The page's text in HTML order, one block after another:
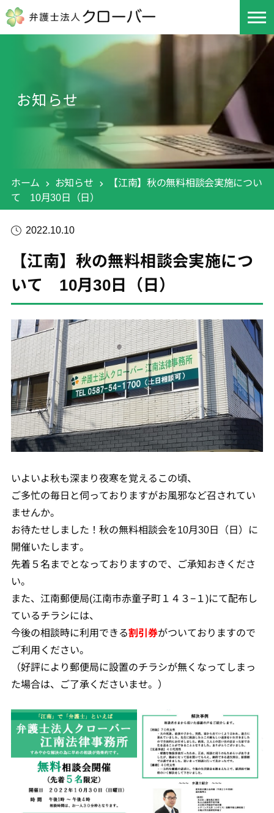
お知らせ
ホーム お知らせ
【江南】秋の無料相談会実施につい
て 10月30日（日）
2022.10.10
【江南】秋の無料相談会実施につ
いて 10月30日（日）
いよいよ秋も深まり夜寒を覚えるこの頃、
ご多忙の毎日と伺っておりますがお風邪など召されてい
ませんか。
お待たせしました！秋の無料相談会を10月30日（日）に
開催いたします。
先着５名までとなっておりますので、ご承知おきくださ
い。
また、江南郵便局(江南市赤童子町１４３−１)にて配布し
ているチラシには、
今後の相談時に利用できる割引券がついておりますので
ご利用ください。
（好評により郵便局に設置のチラシが無くなってしまっ
た場合は、ご了承くださいませ。）